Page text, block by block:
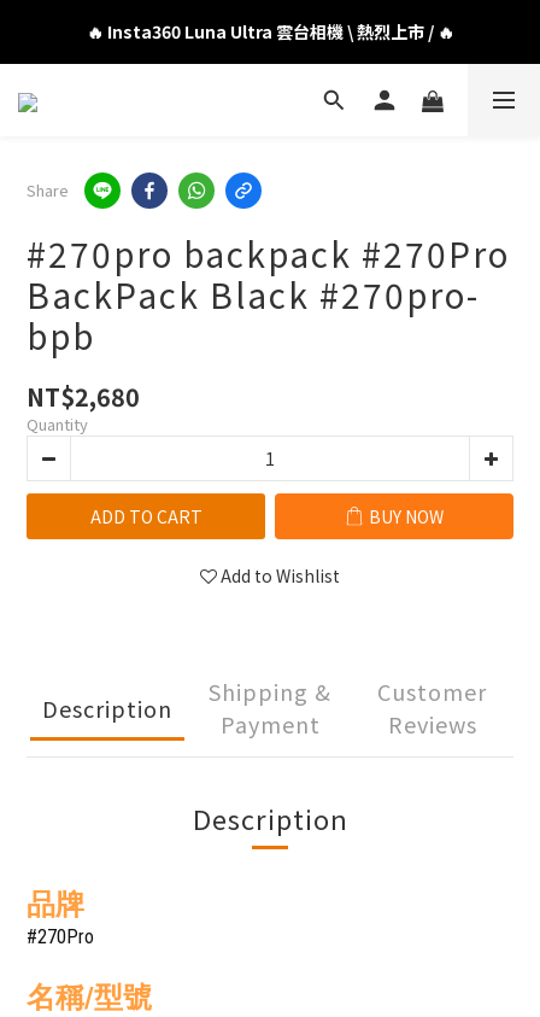
🔥 DJI OSMO POCKET 4P 口袋相機 \ 熱烈上市 / 🔥
🔥 Insta360 Luna Ultra 雲台相機 \ 熱烈上市 / 🔥
🔥 Insta360 GO Ultra Hello Kitty 聯名限定套裝 \ 時尚上市 / 🔥
Share
#270pro backpack #270Pro
BackPack Black #270pro-
bpb
NT$2,680
Quantity
ADD TO CART BUY NOW
Add to Wishlist
Description
Shipping &
Payment
Customer
Reviews
Description
品牌
#270Pro
名稱/型號